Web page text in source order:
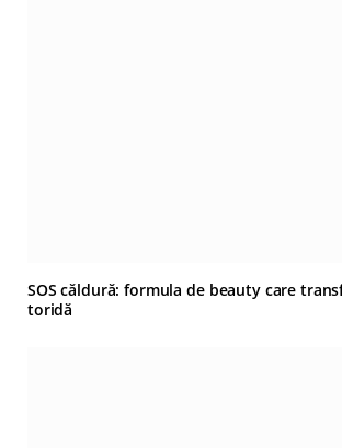
SOS căldură: formula de beauty care
toridă